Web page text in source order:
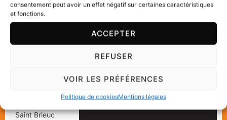
consentement peut avoir un effet négatif sur certaines caractéristiques
et fonctions.
ACCEPTER
REFUSER
VOIR LES PRÉFÉRENCES
Politique de cookiesMentions légales
Nous serions ravis de pouvoir vous accueillir afin de
partager et mettre en lumière cette réalisation portée par
Pour toute information complémentaire, nous restons
Tarif : gratuit
Saint Brieuc
Durée : soirée